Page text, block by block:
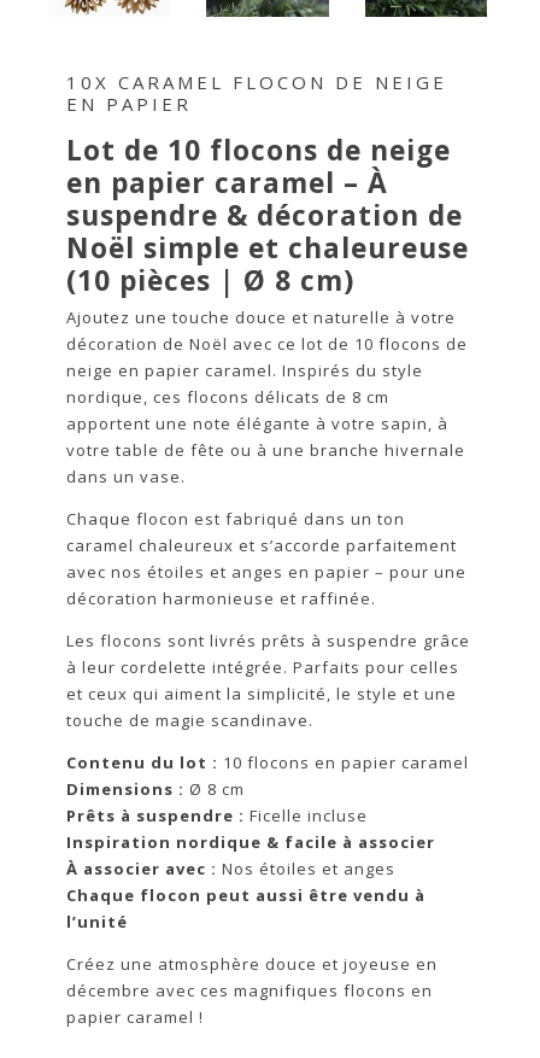
10X CARAMEL FLOCON DE NEIGE
EN PAPIER
Lot de 10 flocons de neige
en papier caramel – À
suspendre & décoration de
Noël simple et chaleureuse
(10 pièces | Ø 8 cm)
Ajoutez une touche douce et naturelle à votre
décoration de Noël avec ce lot de 10 flocons de
neige en papier caramel. Inspirés du style
nordique, ces flocons délicats de 8 cm
apportent une note élégante à votre sapin, à
votre table de fête ou à une branche hivernale
dans un vase.
Chaque flocon est fabriqué dans un ton
caramel chaleureux et s’accorde parfaitement
avec nos étoiles et anges en papier – pour une
décoration harmonieuse et raffinée.
Les flocons sont livrés prêts à suspendre grâce
à leur cordelette intégrée. Parfaits pour celles
et ceux qui aiment la simplicité, le style et une
touche de magie scandinave.
Contenu du lot : 10 flocons en papier caramel
Dimensions : Ø 8 cm
Prêts à suspendre : Ficelle incluse
Inspiration nordique & facile à associer
À associer avec : Nos étoiles et anges
Chaque flocon peut aussi être vendu à
l’unité
Créez une atmosphère douce et joyeuse en
décembre avec ces magnifiques flocons en
papier caramel !